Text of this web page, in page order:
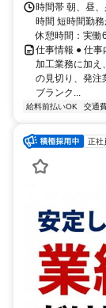
時間帯 朝、昼
時間 短時間勤
休憩時間：実働
仕事情報 ● 仕
加工業務に加え
の見切り、発注
ブランク...
給料前払いOK 交通
正社